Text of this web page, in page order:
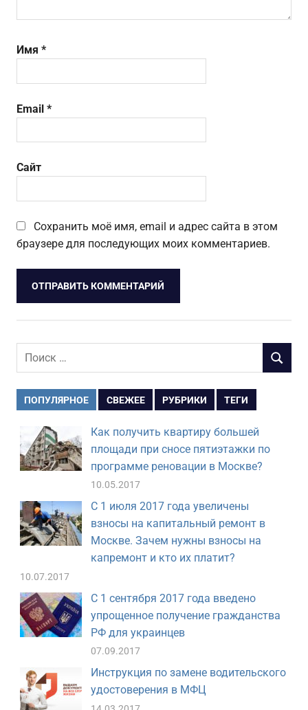
Имя *
Email *
Сайт
Сохранить моё имя, email и адрес сайта в этом
браузере для последующих моих комментариев.
Поиск
ПОИСК
ПОПУЛЯРНОЕ СВЕЖЕЕ РУБРИКИ ТЕГИ
Как получить квартиру большей
площади при сносе пятиэтажки по
программе реновации в Москве?
10.05.2017
С 1 июля 2017 года увеличены
взносы на капитальный ремонт в
Москве. Зачем нужны взносы на
капремонт и кто их платит?
10.07.2017
С 1 сентября 2017 года введено
упрощенное получение гражданства
РФ для украинцев
07.09.2017
Инструкция по замене водительского
удостоверения в МФЦ